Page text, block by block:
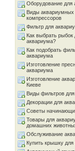
Оборудование для
Виды аквариумных
компрессоров
Фильтр для
Как выбрать рыбок
аквариума?
Как подобрать
аквариума
Изготовление
аквариума
Изготовление
Киеве
Виды фильтров
Декорации для
Советы
Товары для
домашних
Обслуживание
Купить крышку